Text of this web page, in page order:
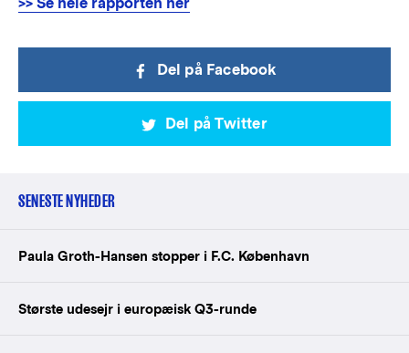
Del på Facebook
Del på Twitter
SENESTE NYHEDER
Paula Groth-Hansen stopper i F.C. København
Største udesejr i europæisk Q3-runde